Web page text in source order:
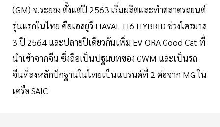
(GM) จ.ระยอง ตั้งแต่ปี 2563 เริ่มผลิตและทำตลาดรถยนต์
รุ่นแรกในไทย คือเอสยูวี HAVAL H6 HYBRID ช่วงไตรมาส
3 ปี 2564 และปลายปีเดียวกันเพิ่ม EV ORA Good Cat ที่
นำเข้าจากจีน ซึ่งถือเป็นปฐมบทของ GWM และเป็นรถ
จีนที่ลงหลักปักฐานในไทยเป็นแบรนด์ที่ 2 ต่อจาก MG ใน
เครือ SAIC